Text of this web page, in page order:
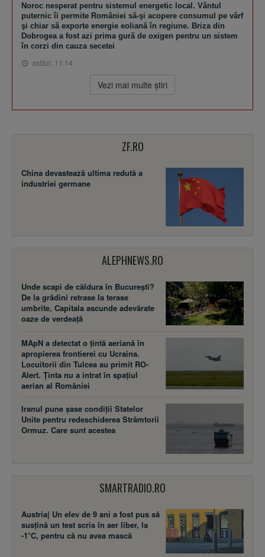
Noroc nesperat pentru sistemul energetic local. Vântul
puternic îi permite României să-şi acopere consumul pe vârf
şi chiar să exporte energie eoliană în regiune. Briza din
Dobrogea a fost azi prima gură de oxigen pentru un sistem
în corzi din cauza secetei
astăzi, 11:14
Vezi mai multe ştiri
ZF.RO
China devastează ultima redută a
industriei germane
ALEPHNEWS.RO
Unde scapi de căldura în București?
De la grădini retrase la terase
umbrite, Capitala ascunde adevărate
oaze de verdeață
MApN a detectat o țintă aeriană în
apropierea frontierei cu Ucraina.
Locuitorii din Tulcea au primit RO-
Alert. Ținta nu a intrat în spațiul
aerian al României
Iranul pune șase condiții Statelor
Unite pentru redeschiderea Strâmtorii
Ormuz. Care sunt acestea
SMARTRADIO.RO
Austria| Un elev de 9 ani a fost pus să
susţină un test scris în aer liber, la
-1°C, pentru că nu avea mască